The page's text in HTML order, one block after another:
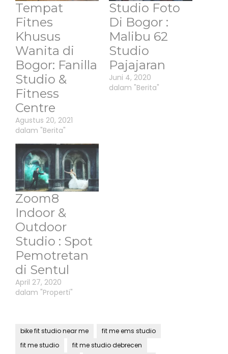
Tempat
Fitnes
Khusus
Wanita di
Bogor: Fanilla
Studio &
Fitness
Centre
Agustus 20, 2021
dalam "Berita"
Studio Foto
Di Bogor :
Malibu 62
Studio
Pajajaran
Juni 4, 2020
dalam "Berita"
Zoom8
Indoor &
Outdoor
Studio : Spot
Pemotretan
di Sentul
April 27, 2020
dalam "Properti"
bike fit studio near me
fit me ems studio
fit me studio
fit me studio debrecen